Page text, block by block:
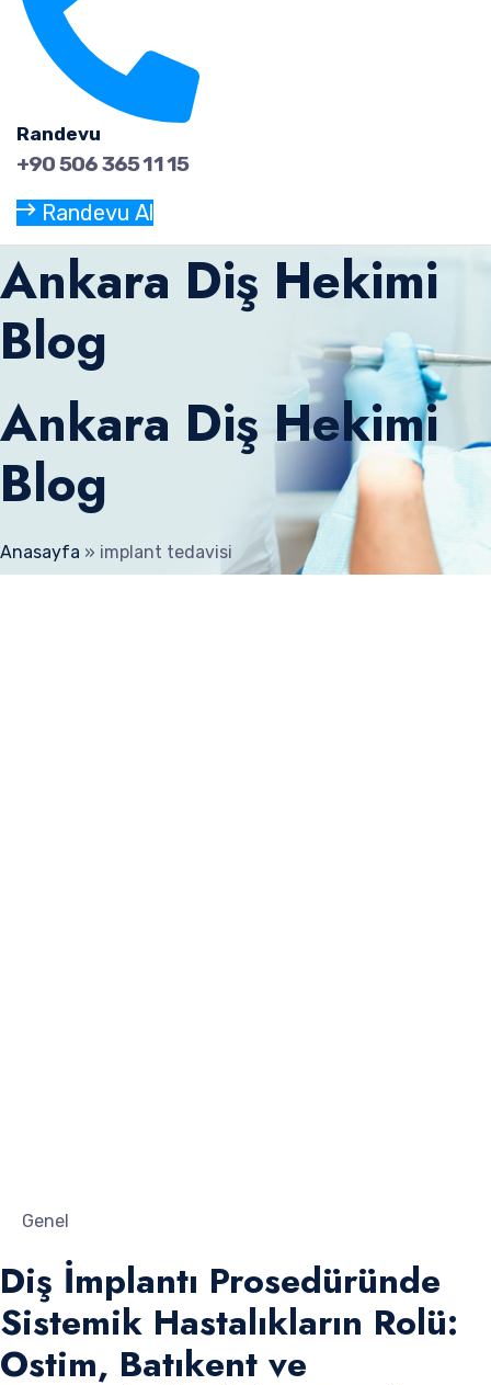
Randevu
+90 506 365 11 15
Randevu Al
Ankara Diş Hekimi
Blog
Ankara Diş Hekimi
Blog
Anasayfa » implant tedavisi
Genel
Diş İmplantı Prosedüründe
Sistemik Hastalıkların Rolü:
Ostim, Batıkent ve